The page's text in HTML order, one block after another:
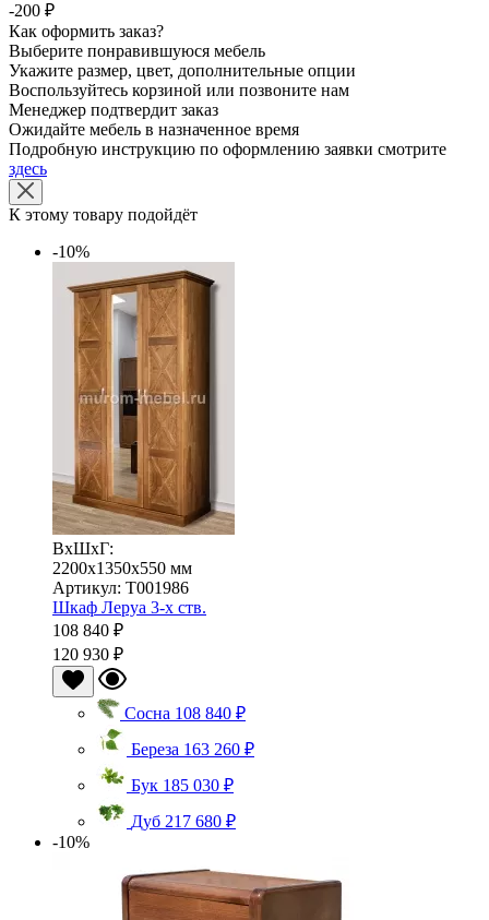
-200 ₽
Как оформить заказ?
Выберите понравившуюся мебель
Укажите размер, цвет, дополнительные опции
Воспользуйтесь корзиной или позвоните нам
Менеджер подтвердит заказ
Ожидайте мебель в назначенное время
Подробную инструкцию по оформлению заявки смотрите
здесь
К этому товару подойдёт
-10%
ВхШхГ:
2200x1350x550 мм
Артикул: T001986
Шкаф Леруа 3-х ств.
108 840 ₽
120 930 ₽
Сосна 108 840 ₽
Береза 163 260 ₽
Бук 185 030 ₽
Дуб 217 680 ₽
-10%